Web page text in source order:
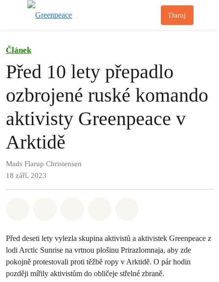
Daruj
Článek
Před 10 lety přepadlo
ozbrojené ruské komando
aktivisty Greenpeace v
Arktidě
Mads Flarup Christensen
18 září, 2023
Před deseti lety vylezla skupina aktivistů a aktivistek Greenpeace z
lodi Arctic Sunrise na vrtnou plošinu Prirazlomnaja, aby zde
pokojně protestovali proti těžbě ropy v Arktidě. O pár hodin
později mířily aktivistům do obličeje střelné zbraně.